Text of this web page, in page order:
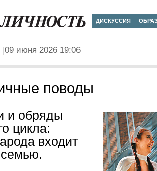
ДИСКУССИЯ
09 июня 2026 19:06
поводы
и обряды
цикла:
входит